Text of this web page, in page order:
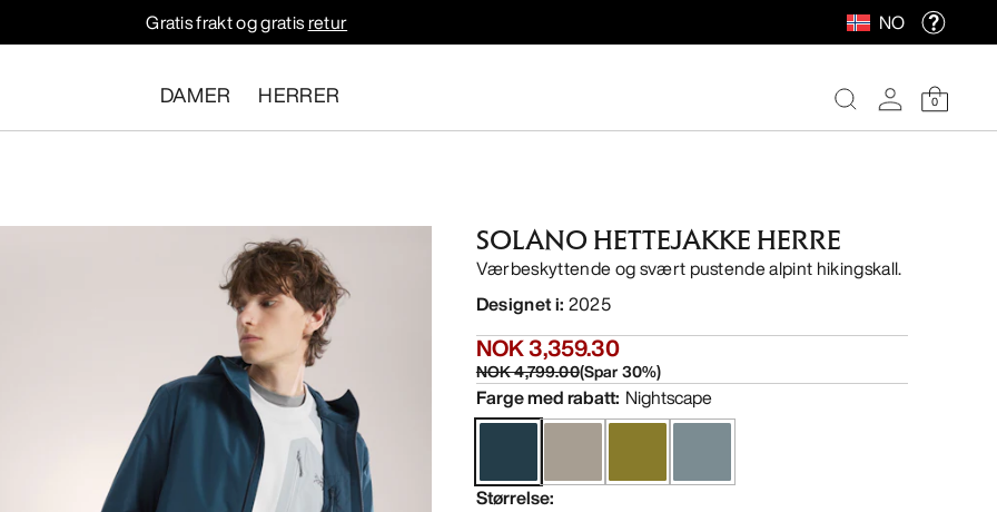
Gratis frakt og gratisretur NO
DAMER HERRER 0
SOLANO HETTEJAKKE HERRE
Værbeskyttende og svært pustende alpint hikingskall.
Designet i: 2025
NOK 3,359.30
NOK 4,799.00(Spar30%)
Farge med rabatt: Nightscape
Størrelse: